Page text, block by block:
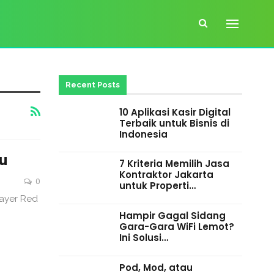
0
Red
Recent Posts
10 Aplikasi Kasir Digital
Terbaik untuk Bisnis di
Indonesia
7 Kriteria Memilih Jasa
Kontraktor Jakarta
untuk Properti…
Hampir Gagal Sidang
Gara-Gara WiFi Lemot?
Ini Solusi…
Pod, Mod, atau